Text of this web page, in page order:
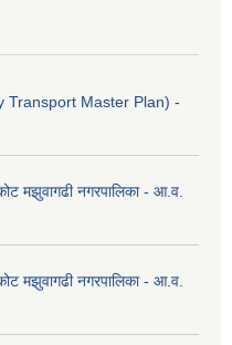
Transport Master Plan) -
मझुवागढी नगरपालिका - आ.व.
मझुवागढी नगरपालिका - आ.व.